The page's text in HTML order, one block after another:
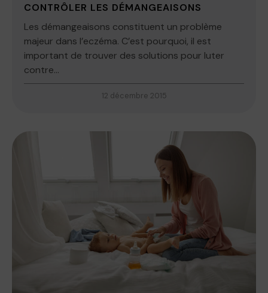
CONTRÔLER LES DÉMANGEAISONS
Les démangeaisons constituent un problème
majeur dans l’eczéma. C’est pourquoi, il est
important de trouver des solutions pour luter
contre...
12 décembre 2015